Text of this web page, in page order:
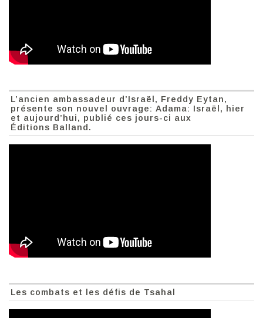
L’ancien ambassadeur d’Israël, Freddy Eytan,
présente son nouvel ouvrage: Adama: Israël, hier
et aujourd’hui, publié ces jours-ci aux
Éditions Balland.
Les combats et les défis de Tsahal